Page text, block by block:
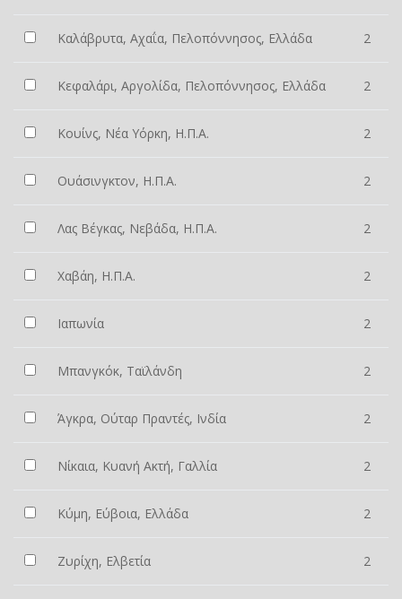
Καλάβρυτα, Αχαΐα, Πελοπόννησος, Ελλάδα 2
Κεφαλάρι, Αργολίδα, Πελοπόννησος, Ελλάδα 2
Κουίνς, Νέα Υόρκη, Η.Π.Α. 2
Ουάσινγκτον, Η.Π.Α. 2
Λας Βέγκας, Νεβάδα, Η.Π.Α. 2
Χαβάη, Η.Π.Α. 2
Ιαπωνία 2
Μπανγκόκ, Ταϊλάνδη 2
Άγκρα, Ούταρ Πραντές, Ινδία 2
Νίκαια, Κυανή Ακτή, Γαλλία 2
Κύμη, Εύβοια, Ελλάδα 2
Ζυρίχη, Ελβετία 2